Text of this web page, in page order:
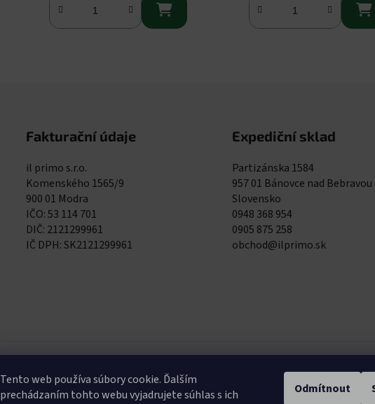
Tento web používa súbory cookie. Ďalším
prechádzaním tohto webu vyjadrujete súhlas s ich
Odmítnout
 
Fakturační údaje
il primo s.r.o.
Komenského 1565/9
900 01 Modra
IČO: 53 114 701
DIČ: 2121299961
IČ DPH: SK2121299961
Expediční sklad
Partizánska 1584
957 01 Bánovce nad Bebravou
Slovensko
0948 368 954
0905 875 258
obchod@ilprimo.sk
0948 368
Expediční